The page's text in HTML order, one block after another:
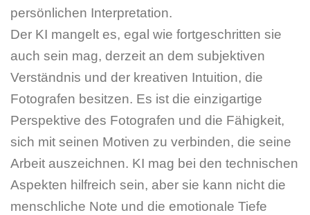
persönlichen Interpretation.
Der KI mangelt es, egal wie fortgeschritten sie
auch sein mag, derzeit an dem subjektiven
Verständnis und der kreativen Intuition, die
Fotografen besitzen. Es ist die einzigartige
Perspektive des Fotografen und die Fähigkeit,
sich mit seinen Motiven zu verbinden, die seine
Arbeit auszeichnen. KI mag bei den technischen
Aspekten hilfreich sein, aber sie kann nicht die
menschliche Note und die emotionale Tiefe